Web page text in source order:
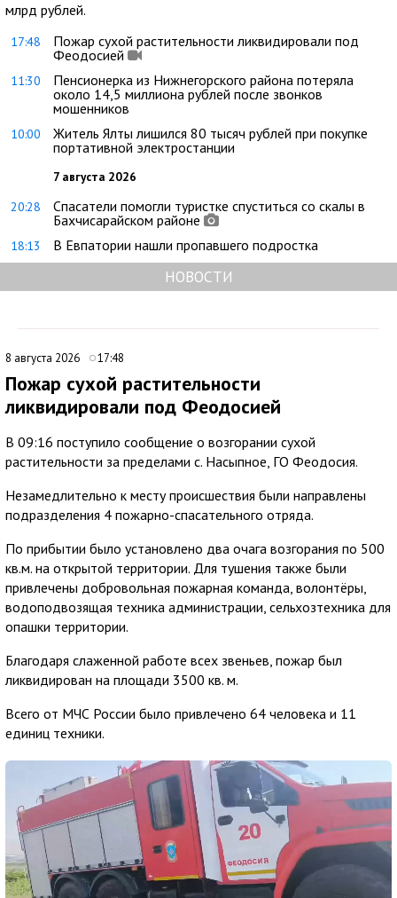
млрд рублей.
17:48
Пожар сухой растительности ликвидировали под
Феодосией
11:30
Пенсионерка из Нижнегорского района потеряла
около 14,5 миллиона рублей после звонков
мошенников
10:00
Житель Ялты лишился 80 тысяч рублей при покупке
портативной электростанции
7 августа 2026
20:28
Спасатели помогли туристке спуститься со скалы в
Бахчисарайском районе
18:13 В Евпатории нашли пропавшего подростка
НОВОСТИ
8 августа 2026 17:48
Пожар сухой растительности
ликвидировали под Феодосией
В 09:16 поступило сообщение о возгорании сухой
растительности за пределами с. Насыпное, ГО Феодосия.
Незамедлительно к месту происшествия были направлены
подразделения 4 пожарно-спасательного отряда.
По прибытии было установлено два очага возгорания по 500
кв.м. на открытой территории. Для тушения также были
привлечены добровольная пожарная команда, волонтёры,
водоподвозящая техника администрации, сельхозтехника для
опашки территории.
Благодаря слаженной работе всех звеньев, пожар был
ликвидирован на площади 3500 кв. м.
Всего от МЧС России было привлечено 64 человека и 11
единиц техники.